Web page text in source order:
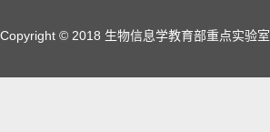
Copyright © 2018 生物信息学教育部重点实验室